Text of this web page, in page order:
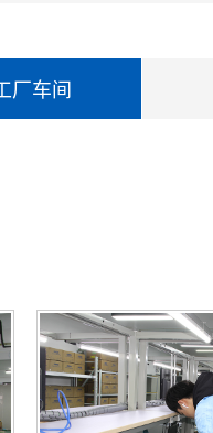
厂车间